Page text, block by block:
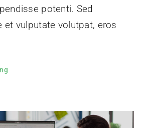
potenti. Sed
et vulputate volutpat, eros